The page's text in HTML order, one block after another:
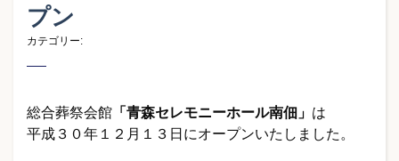
プン
カテゴリー:
総合葬祭会館 「青森セレモニーホール南佃」 は
平成３０年１２月１３日にオープンいたしました。